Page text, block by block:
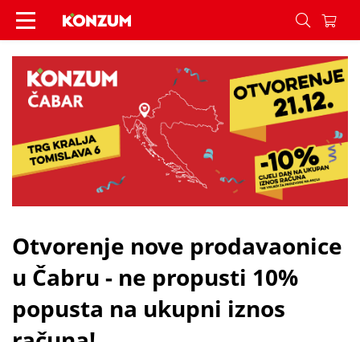
Otvorenje nove prodavaonice u Čabru - ne
Otvorenje nove prodavaonice
u Čabru - ne propusti 10%
popusta na ukupni iznos